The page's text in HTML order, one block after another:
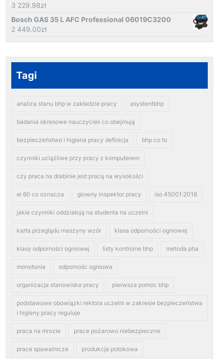
3 229.98zł
Bosch GAS 35 L AFC Professional 06019C3200
2 449.00zł
Tagi
analiza stanu bhp w zakładzie pracy asystentbhp
badania okresowe nauczycieli co obejmują
bezpieczeństwo i higiena pracy definicja bhp co to
czynniki uciążliwe przy pracy z komputerem
czy praca na drabinie jest pracą na wysokości
ei 60 co oznacza glowny inspektor pracy iso 45001:2018
jakie czynniki oddziałują na studenta na uczelni
karta przeglądu maszyny wzór klasa odporności ogniowej
klasy odporności ogniowej listy kontrolne bhp metoda pha
monotonia odpornośc ogniowa
organizacja stanowiska pracy pierwsza pomoc bhp
podstawowe obowiązki rektora uczelni w zakresie bezpieczeństwa
i higieny pracy reguluje
praca na mrozie prace pożarowo niebezpieczne
prace spawalnicze produkcja potokowa